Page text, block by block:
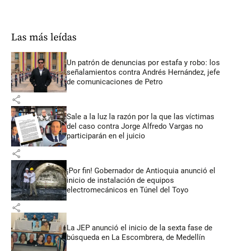
Las más leídas
Un patrón de denuncias por estafa y robo: los
señalamientos contra Andrés Hernández, jefe
de comunicaciones de Petro
share
Sale a la luz la razón por la que las víctimas
del caso contra Jorge Alfredo Vargas no
participarán en el juicio
share
¡Por fin! Gobernador de Antioquia anunció el
inicio de instalación de equipos
electromecánicos en Túnel del Toyo
share
La JEP anunció el inicio de la sexta fase de
búsqueda en La Escombrera, de Medellín